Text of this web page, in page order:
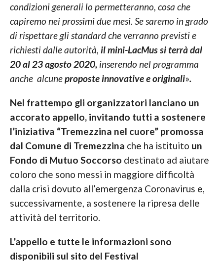
condizioni generali lo permetteranno, cosa che
capiremo nei prossimi due mesi. Se saremo in grado
di rispettare gli standard che verranno previsti e
richiesti dalle autorità, il mini-LacMus si terrà dal
20 al 23 agosto 2020, inserendo nel programma
anche alcuneproposte innovative e originali».
Nel frattempo gli organizzatori lanciano un
accorato appello, invitando tutti a sostenere
l’iniziativa “Tremezzina nel cuore” promossa
dal Comune di Tremezzina che ha istituito un
Fondo di Mutuo Soccorso destinato ad aiutare
coloro che sono messi in maggiore difficoltà
dalla crisi dovuto all’emergenza Coronavirus e,
successivamente, a sostenere la ripresa delle
attività del territorio.
L’appello e tutte le informazioni sono
disponibili sul sito del Festival